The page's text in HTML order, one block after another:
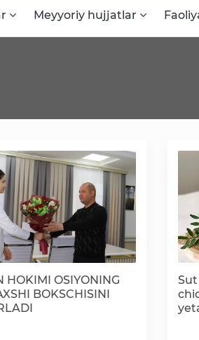
Meyyoriy hujjatlar
Murojaat uchun
Korrupsiyaga qarshi kurashish
hujjatlar
Korrupsiyaga qarshi kurashish
oshirayotgan ishlar
HOKIMI OSIYONING
BOKSCHISINI